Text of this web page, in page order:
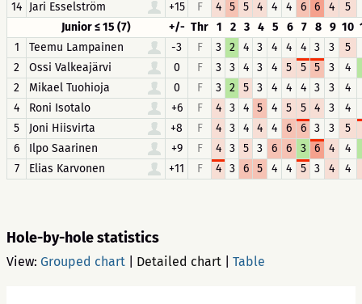
14 Jari Esselström +15 F 4 5 5 4 4 4 6 6 4
5
Junior ≤ 15 (7)
+/- Thr 1 2 3 4 5 6 7 8 9 10
1
Teemu Lampainen -3 F 3 2 4 3 4 4 4 3 3
5
2
Ossi Valkeajärvi 0 F 3 3 4 3 4 5 5 5 3
4
2
Mikael Tuohioja 0 F 3 2 5 3 4 4 4 3 3
4
4
Roni Isotalo +6 F 4 3 4 5 4 5 5 4 3
4
5
Joni Hiisvirta +8 F 4 3 4 4 4 6 6 3 3
5
6
Ilpo Saarinen +9 F 4 3 5 3 6 6 3 6 4
4
7
Elias Karvonen +11 F 4 3 6 5 4 4 5 3 4 4
Hole-by-hole statistics
View: Grouped chart Detailed chart Table